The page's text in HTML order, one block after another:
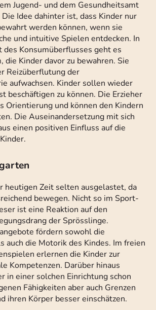
Jugend- und dem Gesundheitsamt
Idee dahinter ist, dass Kinder nur
werden können, wenn sie
und intuitive Spielen entdecken. In
des Konsumüberflusses geht es
die Kinder davor zu bewahren. Sie
Reizüberflutung der
aufwachsen. Kinder sollen wieder
beschäftigen zu können. Die Erzieher
Orientierung und können den Kindern
Die Auseinandersetzung mit sich
einen positiven Einfluss auf die
heutigen Zeit selten ausgelastet, da
bewegen. Nicht so im Sport-
ist eine Reaktion auf den
der Sprösslinge.
fördern sowohl die
auch die Motorik des Kindes. Im freien
erlernen die Kinder zur
Kompetenzen. Darüber hinaus
in einer solchen Einrichtung schon
Fähigkeiten aber auch Grenzen
ihren Körper besser einschätzen.